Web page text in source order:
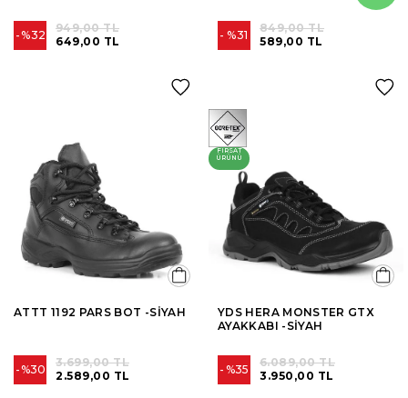
%32 649,00 TL
949,00 TL
%31 589,00 TL
849,00 TL
ATTT 1192 PARS BOT -SİYAH
%30 2.589,00 TL
3.699,00 TL
YDS HERA MONSTER GTX
AYAKKABI -SİYAH
%35 3.950,00 TL
6.089,00 TL
FIRSAT
ÜRÜNÜ